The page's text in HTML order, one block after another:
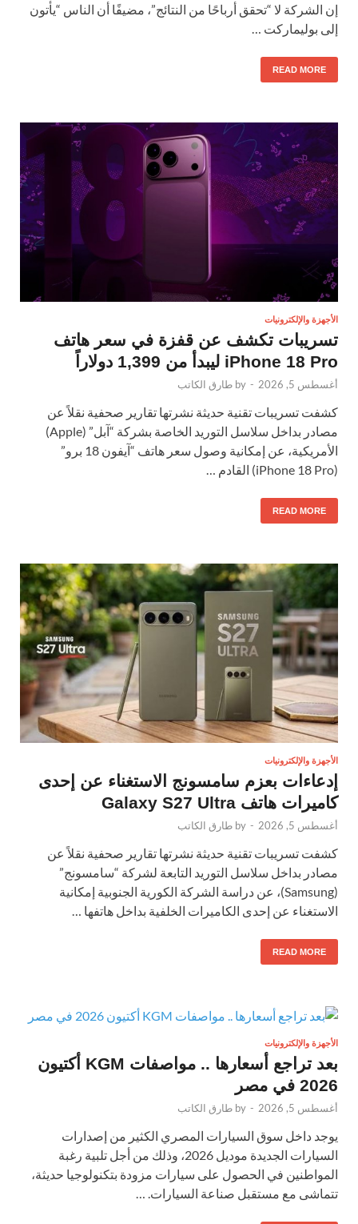
إن الشركة لا “تحقق أرباحًا من النتائج”، مضيفًا أن الناس “يأتون
إلى بوليماركت …
READ MORE
الأجهزة والإلكترونيات
تسريبات تكشف عن قفزة في سعر هاتف
iPhone 18 Pro ليبدأ من 1,399 دولاراً
أغسطس 5, 2026 -
by طارق الكاتب
كشفت تسريبات تقنية حديثة نشرتها تقارير صحفية نقلاً عن
مصادر بداخل سلاسل التوريد الخاصة بشركة “آبل” (Apple)
الأمريكية، عن إمكانية وصول سعر هاتف “آيفون 18 برو”
(iPhone 18 Pro) القادم …
READ MORE
الأجهزة والإلكترونيات
إدعاءات بعزم سامسونج الاستغناء عن إحدى
كاميرات هاتف Galaxy S27 Ultra
أغسطس 5, 2026 -
by طارق الكاتب
كشفت تسريبات تقنية حديثة نشرتها تقارير صحفية نقلاً عن
مصادر بداخل سلاسل التوريد التابعة لشركة “سامسونج”
(Samsung)، عن دراسة الشركة الكورية الجنوبية إمكانية
الاستغناء عن إحدى الكاميرات الخلفية بداخل هاتفها …
READ MORE
الأجهزة والإلكترونيات
بعد تراجع أسعارها .. مواصفات KGM أكتيون
2026 في مصر
أغسطس 5, 2026 -
by طارق الكاتب
يوجد داخل سوق السيارات المصري الكثير من إصدارات
السيارات الجديدة موديل 2026، وذلك من أجل تلبية رغبة
المواطنين في الحصول على سيارات مزودة بتكنولوجيا حديثة،
تتماشى مع مستقبل صناعة السيارات. …